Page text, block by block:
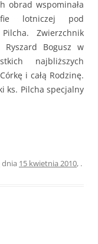
obrad wspominała
lotniczej pod
Zwierzchnik
Ryszard Bogusz w
najbliższych
i całą Rodzinę.
ks. Pilcha specjalny
dnia 15 kwietnia 2010, .